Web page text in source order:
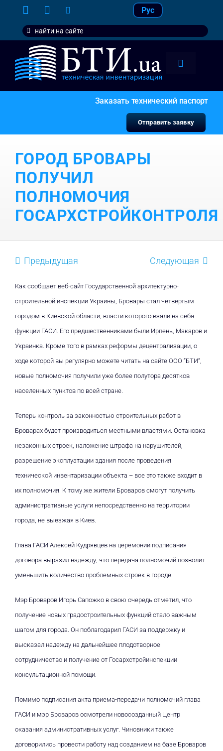
content
Рус
Search
for:
Toggle
услуги
Заказать технический паспорт
Отправить заявку
ГОРОД БРОВАРЫ
ПОЛУЧИЛ
ПОЛНОМОЧИЯ
ГОСАРХСТРОЙКОНТРОЛЯ
Предыдущая Следующая
Как сообщает веб-сайт Государственной архитектурно-
строительной инспекции Украины, Бровары стал четвертым
городом в Киевской области, власти которого взяли на себя
функции ГАСИ. Его предшественниками были Ирпень, Макаров и
Украинка. Кроме того в рамках реформы децентрализации, о
ходе которой вы регулярно можете читать на сайте ООО “БТИ”,
новые полномочия получили уже более полутора десятков
населенных пунктов по всей стране.
Теперь контроль за законностью строительных работ в
Броварах будет производиться местными властями. Остановка
незаконных строек, наложение штрафа на нарушителей,
разрешение эксплуатации здания после проведения
технической инвентаризации объекта – все это также входит в
их полномочия. К тому же жители Броваров смогут получить
административные услуги непосредственно на территории
города, не выезжая в Киев.
Глава ГАСИ Алексей Кудрявцев на церемонии подписания
договора выразил надежду, что передача полномочий позволит
уменьшить количество проблемных строек в городе.
Мэр Броваров Игорь Сапожко в свою очередь отметил, что
получение новых градостроительных функций стало важным
шагом для города. Он поблагодарил ГАСИ за поддержку и
высказал надежду на дальнейшее плодотворное
сотрудничество и получение от Госархстройинспекции
консультационной помощи.
Помимо подписания акта приема-передачи полномочий глава
ГАСИ и мэр Броваров осмотрели новосозданный Центр
оказания административных услуг. Чиновники также
договорились провести работу над созданием на базе Броваров